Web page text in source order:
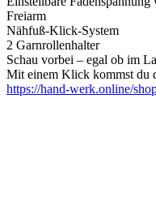
Freiarm
Nähfuß-Klick-System
2 Garnrollenhalter
Schau vorbei – egal ob im
Mit einem Klick kommst du
https://hand-werk.online/